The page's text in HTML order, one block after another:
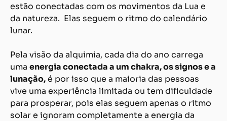
estão conectadas com os movimentos da Lua e
da natureza. Elas seguem o ritmo do calendário
lunar.
Pela visão da alquimia, cada dia do ano carrega
uma energia conectada a um chakra, os signos e a
lunação,é por isso que a maioria das pessoas
vive uma experiência limitada ou tem dificuldade
para prosperar, pois elas seguem apenas o ritmo
solar e ignoram completamente a energia da